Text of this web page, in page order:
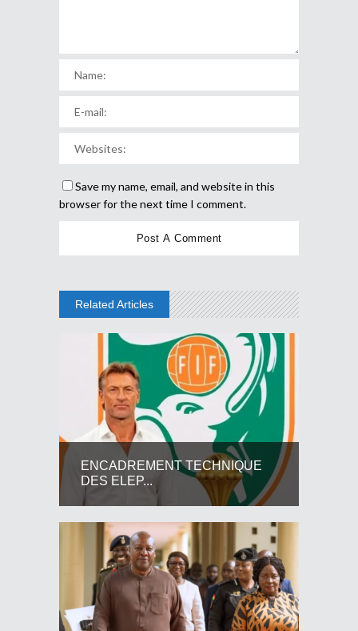
Save my name, email, and website in this
browser for the next time I comment.
Related Articles
ENCADREMENT TECHNIQUE
DES ELEP...